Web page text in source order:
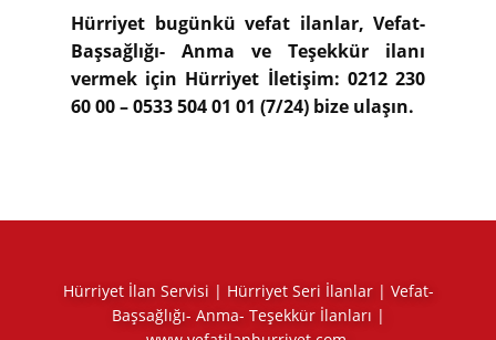
Hürriyet bugünkü vefat ilanlar, Vefat-
Başsağlığı- Anma ve Teşekkür ilanı
vermek için Hürriyet İletişim: 0212 230
60 00 – 0533 504 01 01 (7/24) bize ulaşın.
Hürriyet İlan Servisi | Hürriyet Seri İlanlar | Vefat-
Başsağlığı- Anma- Teşekkür İlanları |